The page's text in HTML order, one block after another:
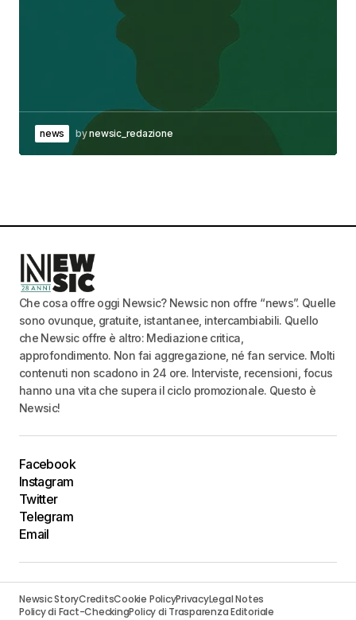
news bynewsic_redazione
Che cosa offre oggi Newsic? Newsic non offre “news”. Quelle
sono ovunque, gratuite, istantanee, intercambiabili. Quello
che Newsic offre è altro: Mediazione critica,
approfondimento. Non fai aggregazione, né fan service. Molti
contenuti non scadono in 24 ore. Interviste, recensioni, focus
hanno una vita che supera il ciclo promozionale. Questo è
Newsic!
Facebook
Instagram
Twitter
Telegram
Email
Newsic StoryCreditsCookie PolicyPrivacyLegal Notes
Policy di Fact-CheckingPolicy di Trasparenza Editoriale